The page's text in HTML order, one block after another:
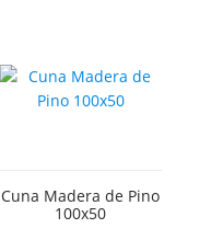
Cuna Madera de Pino
100x50